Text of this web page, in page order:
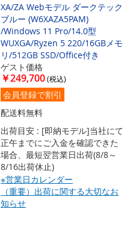
XA/ZA Webモデル ダークテック
ブルー (W6XAZA5PAM)
/Windows 11 Pro/14.0型
WUXGA/Ryzen 5 220/16GBメモ
リ/512GB SSD/Office付き
ゲスト価格
￥249,700
会員登録で割引
配送料無料
出荷目安 : [即納モデル]当社にて
正午までにご入金を確認できた
場合、最短翌営業日出荷(8/8～
8/16出荷休止)
※営業日カレンダー
（重要）出荷に関する大切なお
知らせ